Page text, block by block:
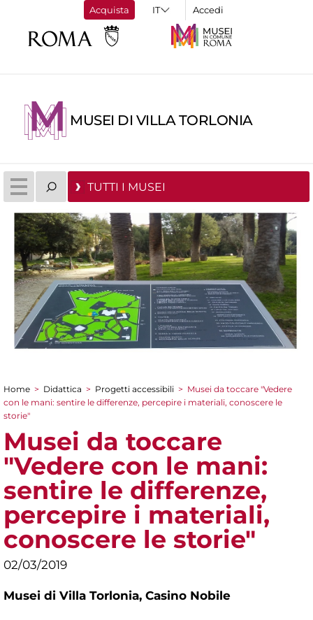
Acquista Accedi
MUSEI DI VILLA TORLONIA
TUTTI I MUSEI
Tu sei qui
Home > Didattica > Progetti accessibili > Musei da toccare "Vedere
con le mani: sentire le differenze, percepire i materiali, conoscere le
storie"
Musei da toccare
"Vedere con le mani:
sentire le differenze,
percepire i materiali,
conoscere le storie"
02/03/2019
Musei di Villa Torlonia, Casino Nobile